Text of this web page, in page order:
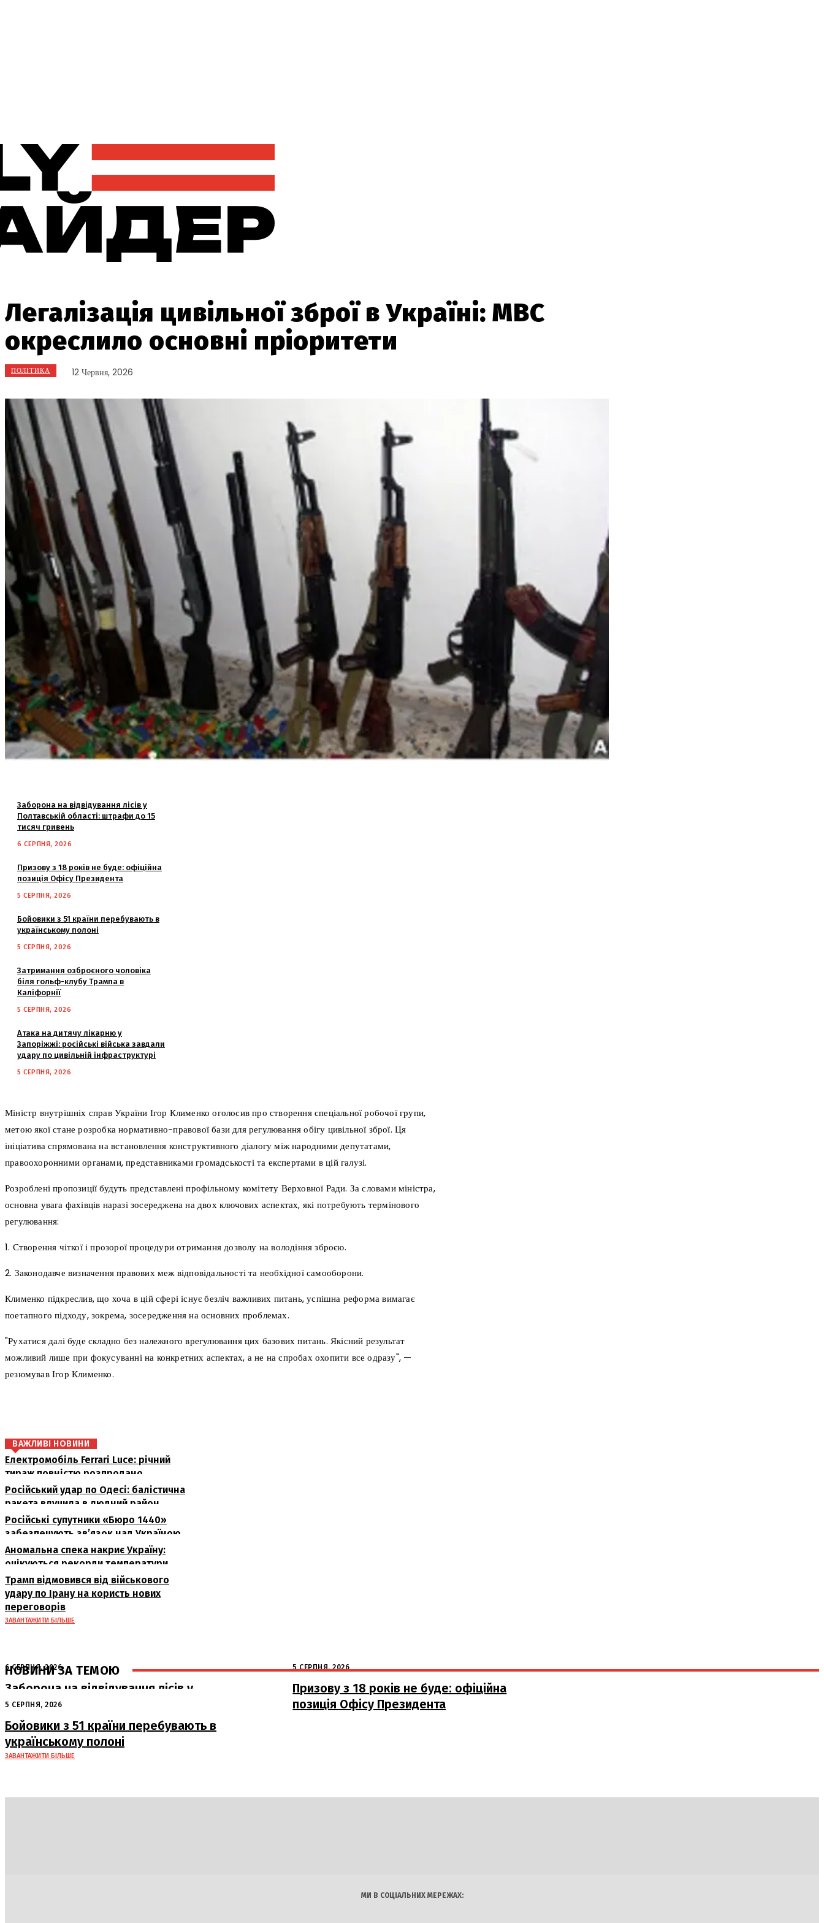
Легалізація цивільної зброї в Україні: МВС
окреслило основні пріоритети
ПОЛІТИКА 12 Червня, 2026
Заборона на відвідування лісів у
Полтавській області: штрафи до 15
тисяч гривень
6 СЕРПНЯ, 2026
Призову з 18 років не буде: офіційна
позиція Офісу Президента
5 СЕРПНЯ, 2026
Бойовики з 51 країни перебувають в
українському полоні
5 СЕРПНЯ, 2026
Затримання озброєного чоловіка
біля гольф-клубу Трампа в
Каліфорнії
5 СЕРПНЯ, 2026
Атака на дитячу лікарню у
Запоріжжі: російські війська завдали
удару по цивільній інфраструктурі
5 СЕРПНЯ, 2026
Міністр внутрішніх справ України Ігор Клименко оголосив про створення спеціальної робочої групи,
метою якої стане розробка нормативно-правової бази для регулювання обігу цивільної зброї. Ця
ініціатива спрямована на встановлення конструктивного діалогу між народними депутатами,
правоохоронними органами, представниками громадськості та експертами в цій галузі.
Розроблені пропозиції будуть представлені профільному комітету Верховної Ради. За словами міністра,
основна увага фахівців наразі зосереджена на двох ключових аспектах, які потребують термінового
регулювання:
1. Створення чіткої і прозорої процедури отримання дозволу на володіння зброєю.
2. Законодавче визначення правових меж відповідальності та необхідної самооборони.
Клименко підкреслив, що хоча в цій сфері існує безліч важливих питань, успішна реформа вимагає
поетапного підходу, зокрема, зосередження на основних проблемах.
"Рухатися далі буде складно без належного врегулювання цих базових питань. Якісний результат
можливий лише при фокусуванні на конкретних аспектах, а не на спробах охопити все одразу", —
резюмував Ігор Клименко.
ВАЖЛИВІ НОВИНИ
Електромобіль Ferrari Luce: річний
тираж повністю розпродано
Російський удар по Одесі: балістична
ракета влучила в людний район
Російські супутники «Бюро 1440»
забезпечують зв’язок над Україною
Аномальна спека накриє Україну:
очікуються рекорди температури
Трамп відмовився від військового
удару по Ірану на користь нових
переговорів
ЗАВАНТАЖИТИ БІЛЬШЕ
НОВИНИ ЗА ТЕМОЮ
6 СЕРПНЯ, 2026
Заборона на відвідування лісів у
Полтавській області: штрафи до 15
тисяч гривень
5 СЕРПНЯ, 2026
Призову з 18 років не буде: офіційна
позиція Офісу Президента
5 СЕРПНЯ, 2026
Бойовики з 51 країни перебувають в
українському полоні
ЗАВАНТАЖИТИ БІЛЬШЕ
МИ В СОЦІАЛЬНИХ МЕРЕЖАХ: